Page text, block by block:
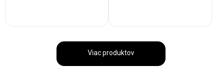
Viac produktov